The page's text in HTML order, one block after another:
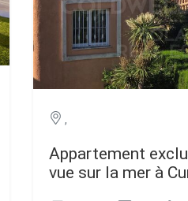
,
Appartement
vue sur la mer à